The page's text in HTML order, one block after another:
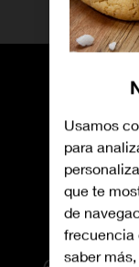
Usamos
para
que te
de
frecuencia
saber